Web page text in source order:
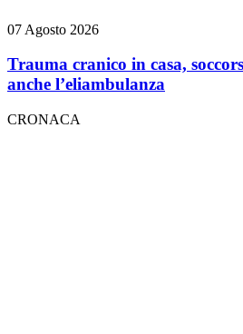
07 Agosto 2026
Trauma cranico in casa,
anche l’eliambulanza
CRONACA